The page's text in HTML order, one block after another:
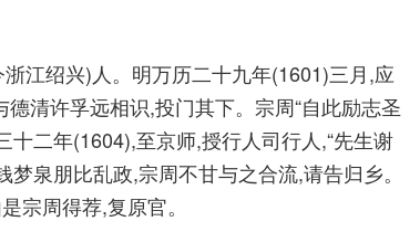
江绍兴)人。明万历二十九年(1601)三月,应
清许孚远相识,投门其下。宗周“自此励志圣
二年(1604),至京师,授行人司行人,“先生谢
泉朋比乱政,宗周不甘与之合流,请告归乡。
宗周得荐,复原官。